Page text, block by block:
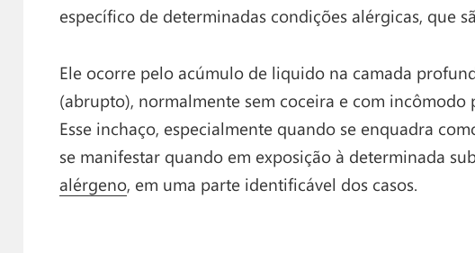
específico de determinadas condições alérgicas, que
Ele ocorre pelo acúmulo de liquido na camada
(abrupto), normalmente sem coceira e com incômodo
Esse inchaço, especialmente quando se enquadra
se manifestar quando em exposição à determinada
alérgeno, em uma parte identificável dos casos.